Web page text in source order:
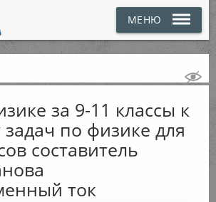
МЕНЮ
за 9-11 классы к
по физике для
составитель
ток